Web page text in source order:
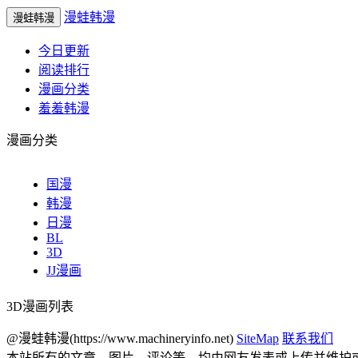
漫蛙韩漫 漫蛙韩漫
今日更新
阅读排行
漫画分类
羞羞韩漫
漫画分类
国漫
韩漫
日漫
BL
3D
JJ漫画
3D漫画列表
@漫蛙韩漫(https://www.machineryinfo.net) SiteMap 联系我们